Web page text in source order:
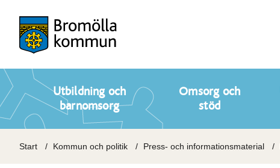
Utbildning och
barnomsorg
Omsorg och
stöd
Start Kommun och politik Press- och informationsmaterial